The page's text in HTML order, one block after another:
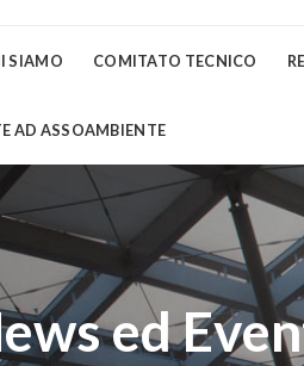
SIAMO COMITATO TECNICO
AD ASSOAMBIENTE
ed